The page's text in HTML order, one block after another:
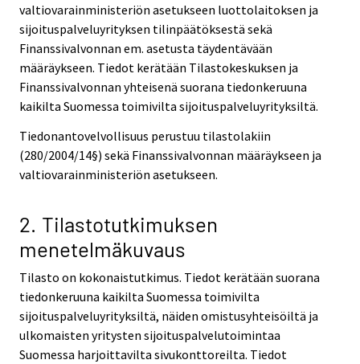
valtiovarainministeriön asetukseen luottolaitoksen ja
sijoituspalveluyrityksen tilinpäätöksestä sekä
Finanssivalvonnan em. asetusta täydentävään
määräykseen. Tiedot kerätään Tilastokeskuksen ja
Finanssivalvonnan yhteisenä suorana tiedonkeruuna
kaikilta Suomessa toimivilta sijoituspalveluyrityksiltä.
Tiedonantovelvollisuus perustuu tilastolakiin
(280/2004/14§) sekä Finanssivalvonnan määräykseen ja
valtiovarainministeriön asetukseen.
2. Tilastotutkimuksen
menetelmäkuvaus
Tilasto on kokonaistutkimus. Tiedot kerätään suorana
tiedonkeruuna kaikilta Suomessa toimivilta
sijoituspalveluyrityksiltä, näiden omistusyhteisöiltä ja
ulkomaisten yritysten sijoituspalvelutoimintaa
Suomessa harjoittavilta sivukonttoreilta. Tiedot